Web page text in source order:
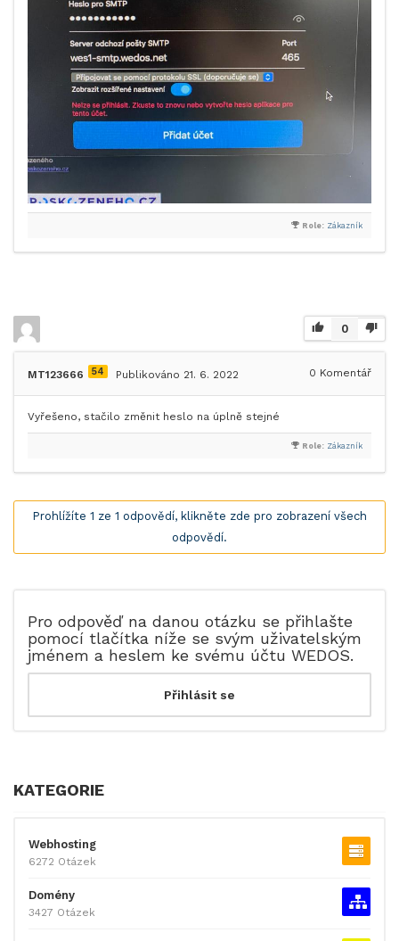
Role: Zákazník
0
MT123666 54 Publikováno 21. 6. 2022 0 Komentář
Vyřešeno, stačilo změnit heslo na úplně stejné
Role: Zákazník
Prohlížíte 1 ze 1 odpovědí, klikněte zde pro zobrazení všech
odpovědí.
Pro odpověď na danou otázku se přihlašte
pomocí tlačítka níže se svým uživatelským
jménem a heslem ke svému účtu WEDOS.
KATEGORIE
Webhosting
6272 Otázek
Domény
3427 Otázek